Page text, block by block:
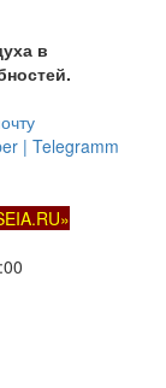
в
| Telegramm
»